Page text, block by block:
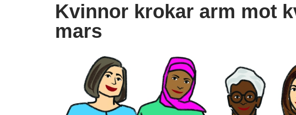
Kvinnor krokar arm mot
mars